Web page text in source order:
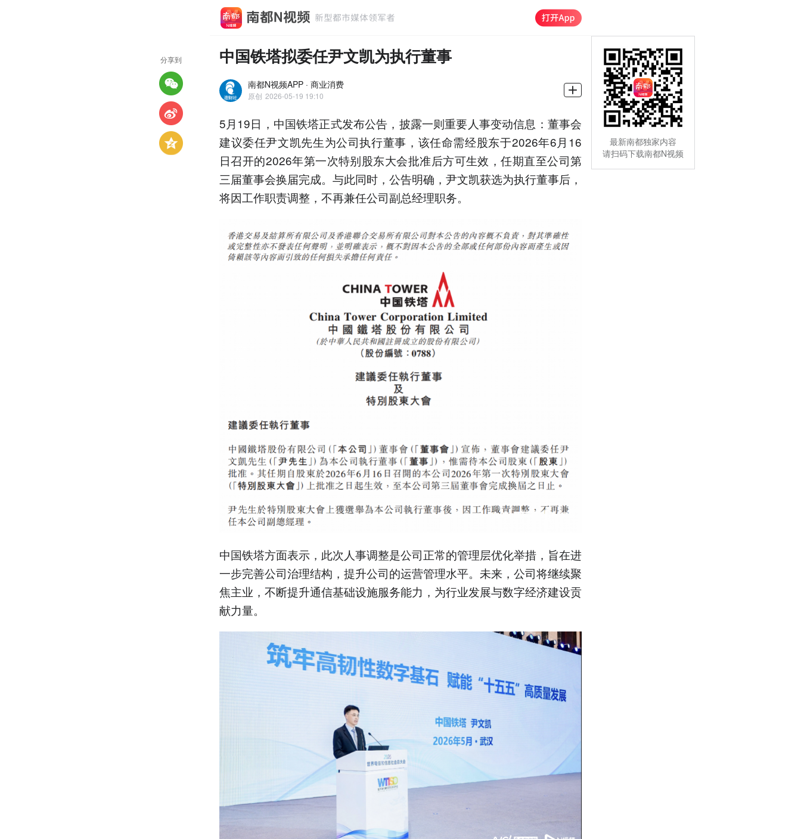
中国铁塔拟委任尹文凯为执行董事
南都N视频APP · 商业消费
原创 2026-05-19 19:10
5月19日，中国铁塔正式发布公告，披露一则重要人事变动信息：董事会
建议委任尹文凯先生为公司执行董事，该任命需经股东于2026年6月16
日召开的2026年第一次特别股东大会批准后方可生效，任期直至公司第
三届董事会换届完成。与此同时，公告明确，尹文凯获选为执行董事后，
将因工作职责调整，不再兼任公司副总经理职务。
中国铁塔方面表示，此次人事调整是公司正常的管理层优化举措，旨在进
一步完善公司治理结构，提升公司的运营管理水平。未来，公司将继续聚
焦主业，不断提升通信基础设施服务能力，为行业发展与数字经济建设贡
献力量。
分享到
最新南都独家内容
请扫码下载南都N视频